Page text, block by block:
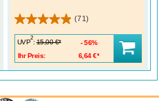
(71)
UVP
2
: 15,00 €*
Ihr Preis:
6,64 €*
56%